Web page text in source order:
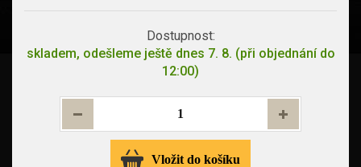
Dostupnost:
skladem, odešleme ještě dnes 7. 8. (při objednání do
12:00)
Vložit do košíku